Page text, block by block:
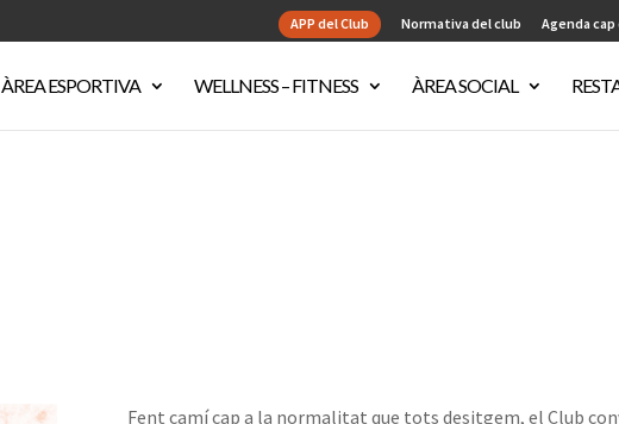
APP del Club Normativa del club Agenda
ÀREA ESPORTIVA WELLNESS – FITNESS ÀREA SOCIAL
Fent camí cap a la normalitat que tots desitgem, el Club